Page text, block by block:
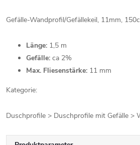
Gefälle-Wandprofil/Gefällekeil, 11mm,
Länge: 1,5 m
Gefälle: ca 2%
Max. Fliesenstärke: 11 mm
Kategorie:
Duschprofile > Duschprofile mit Gefälle >